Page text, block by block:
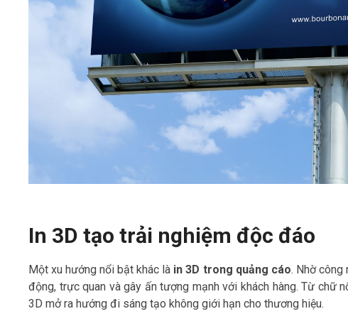
In 3D tạo trải nghiệm độc đáo
Một xu hướng nổi bật khác là in 3D trong quảng cáo. Nhờ công
động, trực quan và gây ấn tượng mạnh với khách hàng. Từ chữ
3D mở ra hướng đi sáng tạo không giới hạn cho thương hiệu.